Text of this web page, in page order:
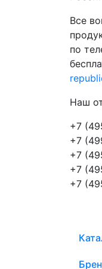
Все
по
Наш
+7
+7
+7
+7
+7